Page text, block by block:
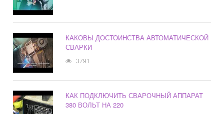
КАКОВЫ ДОСТОИНСТВА АВТОМАТИЧЕСКОЙ
СВАРКИ
3791
КАК ПОДКЛЮЧИТЬ СВАРОЧНЫЙ АППАРАТ
380 ВОЛЬТ НА 220